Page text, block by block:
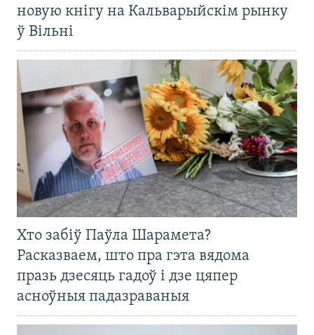
новую кнігу на Кальварыйскім рынку
ў Вільні
Хто забіў Паўла Шарамета?
Расказваем, што пра гэта вядома
празь дзесяць гадоў і дзе цяпер
асноўныя падазраваныя